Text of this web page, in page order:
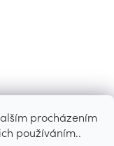
procházením
používáním..